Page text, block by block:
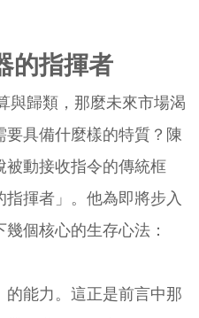
的指揮者
與歸類，那麼未來市場渴
具備什麼樣的特質？陳
動接收指令的傳統框
揮者」。他為即將步入
個核心的生存心法：
能力。這正是前言中那